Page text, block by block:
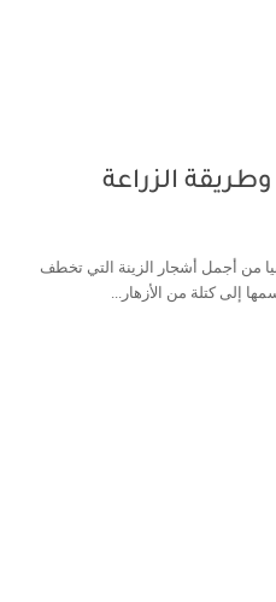
وطريقة الزراعة
من أجمل أشجار الزينة التي تخطف
إلى كتلة من الأزهار...